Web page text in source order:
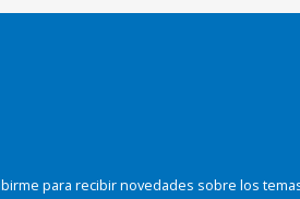
para recibir novedades sobre los